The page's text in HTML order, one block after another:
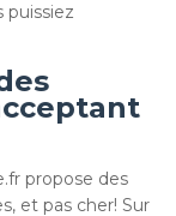
puissiez
propose des
et pas cher! Sur